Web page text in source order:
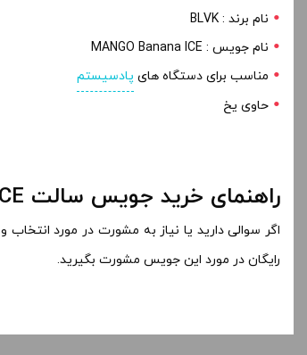
نام برند : BLVK
نام جویس : MANGO Banana ICE
مناسب برای دستگاه های پادسیستم
حاوی یخ
راهنمای خرید جویس سالت MANGO Banana ICE
اگر سوالی دارید یا نیاز به مشورت در مورد انتخاب و
رایگان در مورد این جویس مشورت بگیرید.